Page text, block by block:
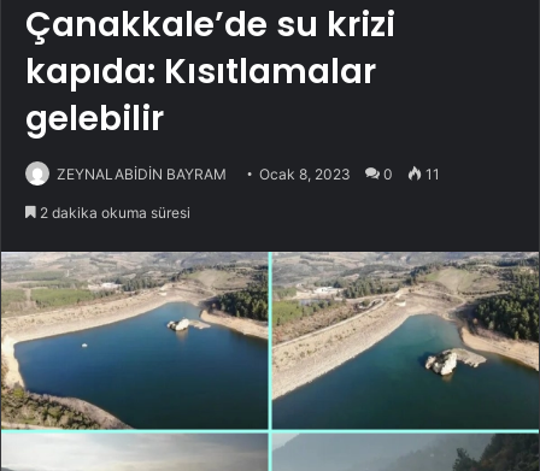
Çanakkale’de su krizi
kapıda: Kısıtlamalar
gelebilir
ZEYNALABİDİN BAYRAM Ocak 8, 2023 0 11
2 dakika okuma süresi